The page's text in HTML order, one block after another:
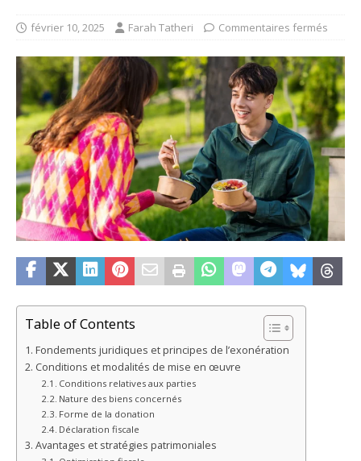
février 10, 2025 Farah Tatheri Commentaires fermés
Table of Contents
Fondements juridiques et principes de l’exonération
Conditions et modalités de mise en œuvre
Conditions relatives aux parties
Nature des biens concernés
Forme de la donation
Déclaration fiscale
Avantages et stratégies patrimoniales